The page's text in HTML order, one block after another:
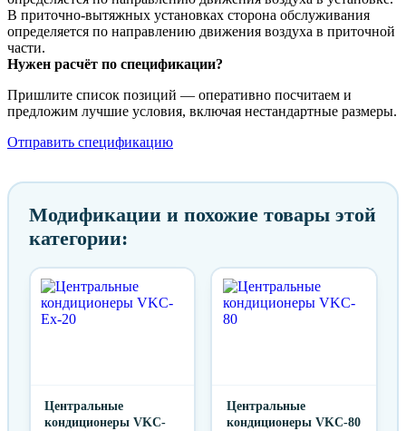
В приточно-вытяжных установках сторона обслуживания
определяется по направлению движения воздуха в приточной
части.
Нужен расчёт по спецификации?
Пришлите список позиций — оперативно посчитаем и
предложим лучшие условия, включая нестандартные размеры.
Отправить спецификацию
Модификации и похожие товары этой
категории:
Центральные
кондиционеры VKC-
Центральные
кондиционеры VKC-80